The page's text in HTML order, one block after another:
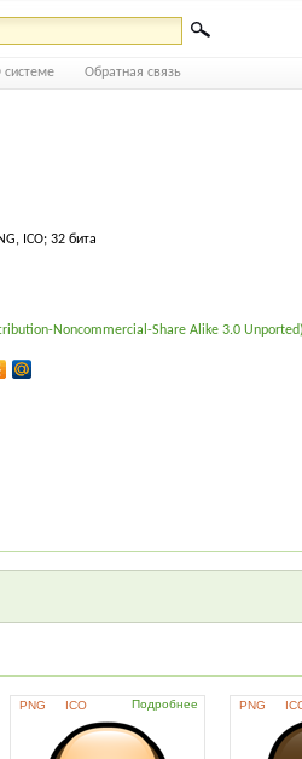
системе Обратная связь
ICO; 32 бита
Noncommercial-Share Alike 3.0 Unported)
PNG ICO Подробнее PNG